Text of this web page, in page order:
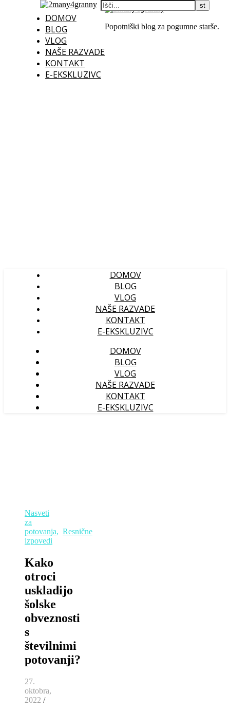
DOMOV
BLOG
VLOG
NAŠE RAZVADE
KONTAKT
E-EKSKLUZIVC
Popotniški blog za pogumne starše.
DOMOV
BLOG
VLOG
NAŠE RAZVADE
KONTAKT
E-EKSKLUZIVC
DOMOV
BLOG
VLOG
NAŠE RAZVADE
KONTAKT
E-EKSKLUZIVC
Nasveti
za
potovanja, Resnične
izpovedi
Kako
otroci
uskladijo
šolske
obveznosti
s
številnimi
potovanji?
27.
oktobra,
2022 /